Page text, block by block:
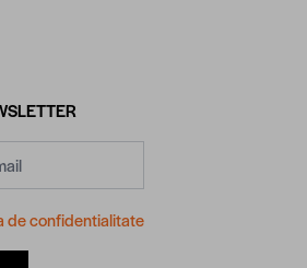
de confidentialitate